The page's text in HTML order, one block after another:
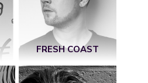
FRESH COAST